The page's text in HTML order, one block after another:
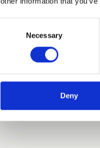
Necessary
Deny
una visione
la ricerca